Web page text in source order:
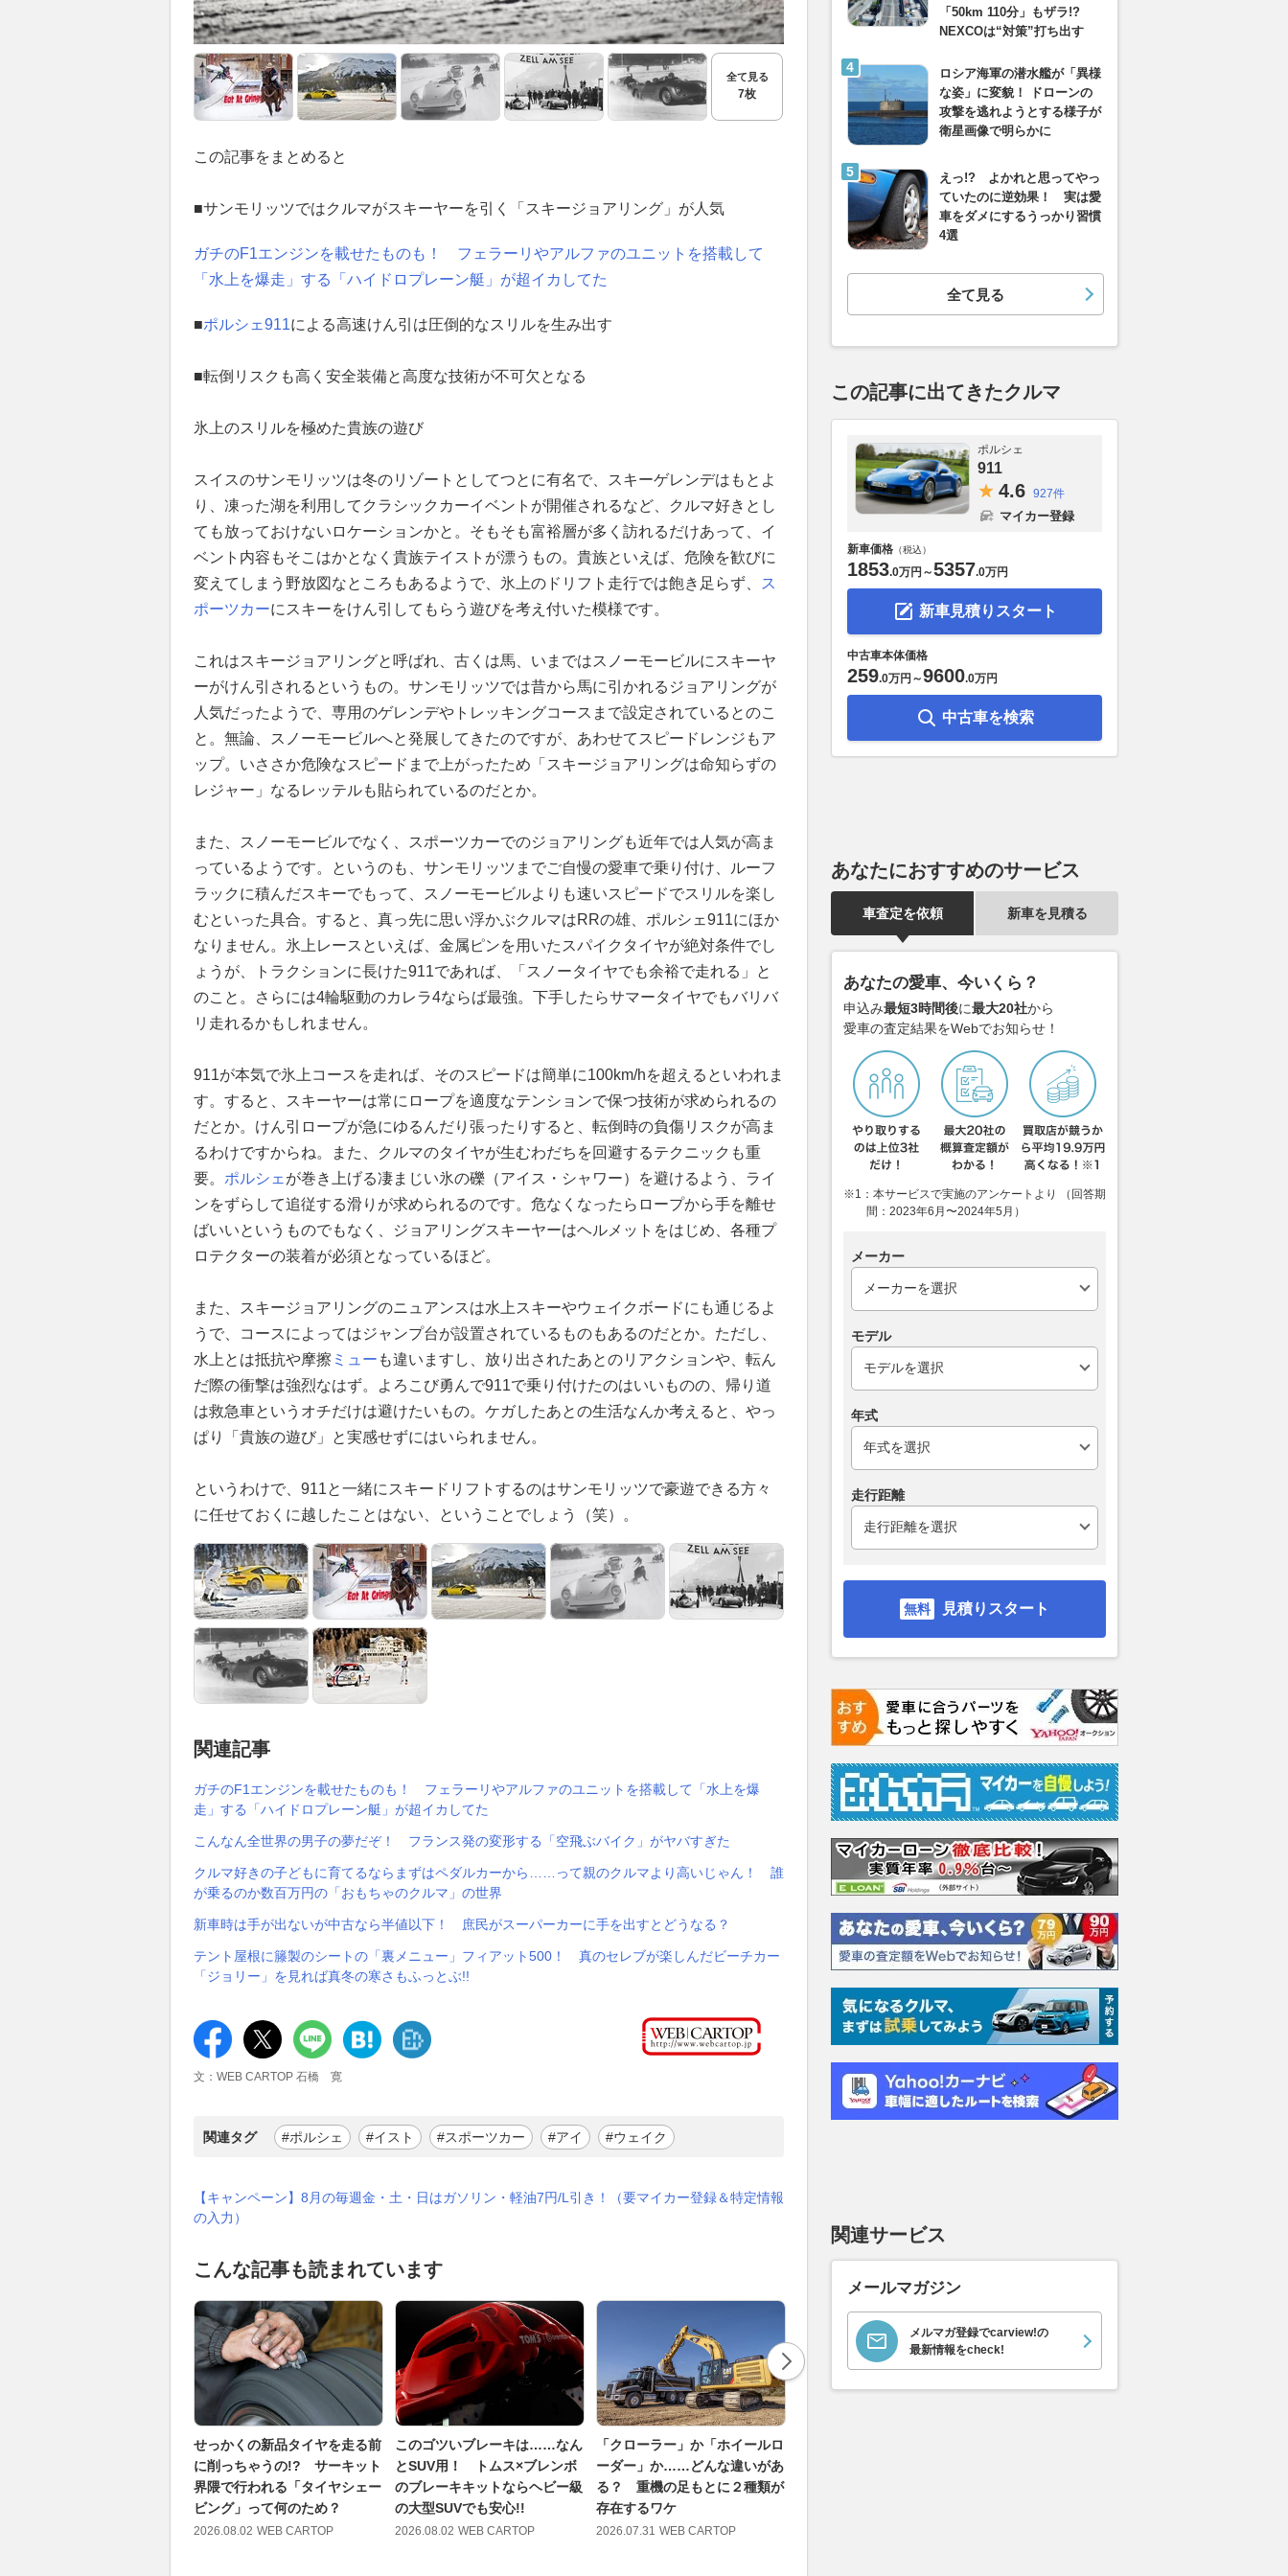
全て見る
7枚
この記事をまとめると
■サンモリッツではクルマがスキーヤーを引く「スキージョアリング」が人気
ガチのF1エンジンを載せたものも！ フェラーリやアルファのユニットを搭載して
「水上を爆走」する「ハイドロプレーン艇」が超イカしてた
■ポルシェ911による高速けん引は圧倒的なスリルを生み出す
■転倒リスクも高く安全装備と高度な技術が不可欠となる
氷上のスリルを極めた貴族の遊び
スイスのサンモリッツは冬のリゾートとしてつとに有名で、スキーゲレンデはもとよ
り、凍った湖を利用してクラシックカーイベントが開催されるなど、クルマ好きとし
ても放っておけないロケーションかと。そもそも富裕層が多く訪れるだけあって、イ
ベント内容もそこはかとなく貴族テイストが漂うもの。貴族といえば、危険を歓びに
変えてしまう野放図なところもあるようで、氷上のドリフト走行では飽き足らず、
ス
ポーツカーにスキーをけん引してもらう遊びを考え付いた模様です。
これはスキージョアリングと呼ばれ、古くは馬、いまではスノーモービルにスキーヤ
ーがけん引されるというもの。サンモリッツでは昔から馬に引かれるジョアリングが
人気だったようで、専用のゲレンデやトレッキングコースまで設定されているとのこ
と。無論、スノーモービルへと発展してきたのですが、あわせてスピードレンジもア
ップ。いささか危険なスピードまで上がったため「スキージョアリングは命知らずの
レジャー」なるレッテルも貼られているのだとか。
また、スノーモービルでなく、スポーツカーでのジョアリングも近年では人気が高ま
っているようです。というのも、サンモリッツまでご自慢の愛車で乗り付け、ルーフ
ラックに積んだスキーでもって、スノーモービルよりも速いスピードでスリルを楽し
むといった具合。すると、真っ先に思い浮かぶクルマはRRの雄、ポルシェ911にほか
なりません。氷上レースといえば、金属ピンを用いたスパイクタイヤが絶対条件でし
ょうが、トラクションに長けた911であれば、「スノータイヤでも余裕で走れる」と
のこと。さらには4輪駆動のカレラ4ならば最強。下手したらサマータイヤでもバリバ
リ走れるかもしれません。
911が本気で氷上コースを走れば、そのスピードは簡単に100km/hを超えるといわれま
す。すると、スキーヤーは常にロープを適度なテンションで保つ技術が求められるの
だとか。けん引ロープが急にゆるんだり張ったりすると、転倒時の負傷リスクが高ま
るわけですからね。また、クルマのタイヤが生むわだちを回避するテクニックも重
要。 ポルシェ が巻き上げる凄まじい氷の礫（アイス・シャワー）を避けるよう、ライ
ンをずらして追従する滑りが求められるのです。危なくなったらロープから手を離せ
ばいいというものでもなく、ジョアリングスキーヤーはヘルメットをはじめ、各種プ
ロテクターの装着が必須となっているほど。
また、スキージョアリングのニュアンスは水上スキーやウェイクボードにも通じるよ
うで、コースによってはジャンプ台が設置されているものもあるのだとか。ただし、
水上とは抵抗や摩擦 ミュー も違いますし、放り出されたあとのリアクションや、転ん
だ際の衝撃は強烈なはず。よろこび勇んで911で乗り付けたのはいいものの、帰り道
は救急車というオチだけは避けたいもの。ケガしたあとの生活なんか考えると、やっ
ぱり「貴族の遊び」と実感せずにはいられません。
というわけで、911と一緒にスキードリフトするのはサンモリッツで豪遊できる方々
に任せておくに越したことはない、ということでしょう（笑）。
関連記事
ガチのF1エンジンを載せたものも！ フェラーリやアルファのユニットを搭載して「水上を爆
走」する「ハイドロプレーン艇」が超イカしてた
こんなん全世界の男子の夢だぞ！ フランス発の変形する「空飛ぶバイク」がヤバすぎた
クルマ好きの子どもに育てるならまずはペダルカーから……って親のクルマより高いじゃん！ 誰
が乗るのか数百万円の「おもちゃのクルマ」の世界
新車時は手が出ないが中古なら半値以下！ 庶民がスーパーカーに手を出すとどうなる？
テント屋根に籐製のシートの「裏メニュー」フィアット500！ 真のセレブが楽しんだビーチカー
「ジョリー」を見れば真冬の寒さもふっとぶ!!
文：WEB CARTOP 石橋 寛
関連タグ #ポルシェ #イスト #スポーツカー #アイ #ウェイク
【キャンペーン】8月の毎週金・土・日はガソリン・軽油7円/L引き！（要マイカー登録＆特定情報
の入力）
こんな記事も読まれています
せっかくの新品タイヤを走る前
に削っちゃうの!? サーキット
界隈で行われる「タイヤシェー
ビング」って何のため？
2026.08.02 WEB CARTOP
このゴツいブレーキは……なん
とSUV用！ トムス×ブレンボ
のブレーキキットならヘビー級
の大型SUVでも安心!!
2026.08.02 WEB CARTOP
「クローラー」か「ホイールロ
ーダー」か……どんな違いがあ
る？ 重機の足もとに２種類が
存在するワケ
2026.07.31 WEB CARTOP
「50km 110分」もザラ!?
NEXCOは“対策”打ち出す
ロシア海軍の潜水艦が「異様
な姿」に変貌！ ドローンの
攻撃を逃れようとする様子が
衛星画像で明らかに
えっ!? よかれと思ってやっ
ていたのに逆効果！ 実は愛
車をダメにするうっかり習慣
4選
全て見る
この記事に出てきたクルマ
ポルシェ
911
4.6 927件
マイカー登録
新車価格 （税込）
1853.0万円 ～5357.0万円
新車見積りスタート
中古車本体価格
259.0万円 ～9600.0万円
中古車を検索
あなたにおすすめのサービス
車査定を依頼 新車を見積る
あなたの愛車、今いくら？
申込み最短3時間後に最大20社から
愛車の査定結果をWebでお知らせ！
※1：本サービスで実施のアンケートより （回答期
間：2023年6月〜2024年5月）
メーカー
モデル
年式
走行距離
見積りスタート
関連サービス
メールマガジン
メルマガ登録でcarview!の
最新情報をcheck!